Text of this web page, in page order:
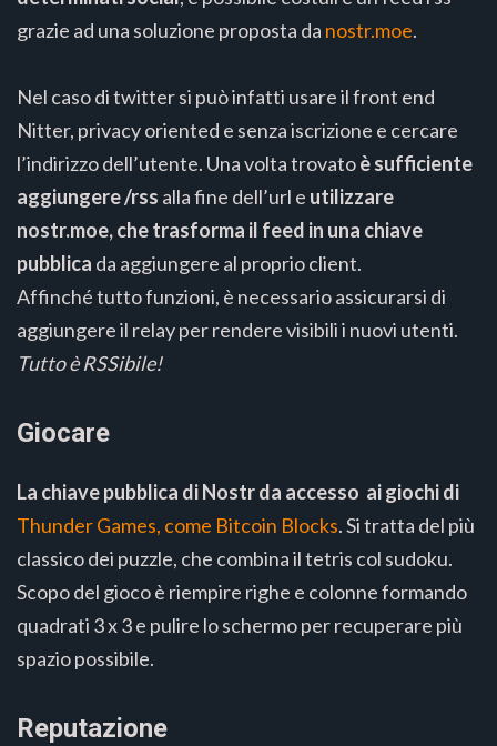
grazie ad una soluzione proposta da nostr.moe.
Nel caso di twitter si può infatti usare il front end
Nitter, privacy oriented e senza iscrizione e cercare
l’indirizzo dell’utente. Una volta trovatoè sufficiente
aggiungere /rss alla fine dell’url e utilizzare
nostr.moe, che trasforma il feed in una chiave
pubblica da aggiungere al proprio client.
Affinché tutto funzioni, è necessario assicurarsi di
aggiungere il relay per rendere visibili i nuovi utenti.
Tutto è RSSibile!
Giocare
La chiave pubblica di Nostr da accesso ai giochi di
Thunder Games, come Bitcoin Blocks. Si tratta del più
classico dei puzzle, che combina il tetris col sudoku.
Scopo del gioco è riempire righe e colonne formando
quadrati 3 x 3 e pulire lo schermo per recuperare più
spazio possibile.
Reputazione